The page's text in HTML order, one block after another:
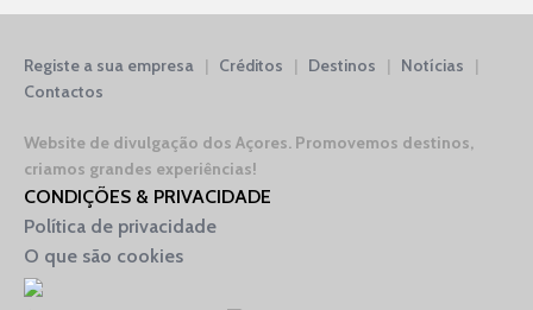
Registe a sua empresa | Créditos | Destinos | Notícias |
Contactos
Website de divulgação dos Açores. Promovemos destinos,
criamos grandes experiências!
CONDIÇÕES & PRIVACIDADE
Política de privacidade
O que são cookies